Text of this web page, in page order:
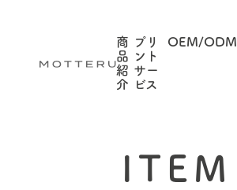
商
品
紹
介
プリ
ント
サー
ビス
OEM/ODM
ITEM